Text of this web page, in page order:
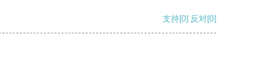
支持[0] 反对[0]